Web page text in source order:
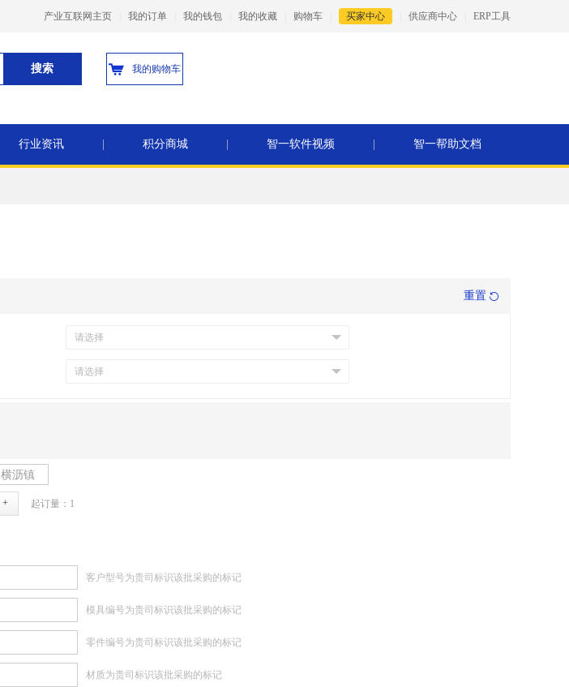
产业互联网主页 我的订单 我的钱包 我的收藏 购物车 买家中心 供应商中心 ERP工具
搜索 我的购物车
行业资讯 积分商城 智一软件视频 智一帮助文档
重置
横沥镇
+ 起订量： 1
客户型号为贵司标识该批采购的标记
模具编号为贵司标识该批采购的标记
零件编号为贵司标识该批采购的标记
材质为贵司标识该批采购的标记